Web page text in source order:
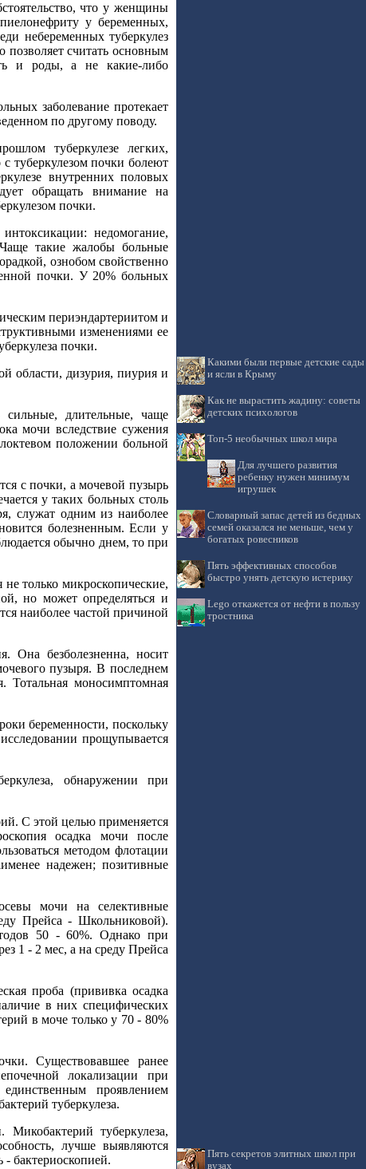
что у женщины
у беременных,
небеременных туберкулез
считать основным
и роды, а не какие-либо
заболевание протекает
по другому поводу.
туберкулезе легких,
туберкулезом почки болеют
внутренних половых
обращать внимание на
почки.
недомогание,
Чаще такие жалобы больные
ознобом свойственно
почки. У 20% больных
периэндартериитом и
изменениями ее
почки.
области, дизурия, пиурия и
длительные, чаще
мочи вследствие сужения
положении больной
с почки, а мочевой пузырь
у таких больных столь
служат одним из наиболее
болезненным. Если у
обычно днем, то при
только микроскопические,
но может определяться и
наиболее частой причиной
Она безболезненна, носит
пузыря. В последнем
Тотальная моносимптомная
беременности, поскольку
прощупывается
обнаружении при
С этой целью применяется
осадка мочи после
методом флотации
надежен; позитивные
мочи на селективные
Прейса - Школьниковой).
50 - 60%. Однако при
1 - 2 мес, а на среду Прейса
проба (прививка осадка
в них специфических
в моче только у 70 - 80%
Существовавшее ранее
локализации при
проявлением
туберкулеза.
туберкулеза,
лучше выявляются
бактериоскопией.
Какими были первые детские сады
и ясли в Крыму
Как не вырастить жадину: советы
детских психологов
Топ-5 необычных школ мира
Для лучшего развития
ребенку нужен минимум
игрушек
Словарный запас детей из бедных
семей оказался не меньше, чем у
богатых ровесников
Пять эффективных способов
быстро унять детскую истерику
Lego откажется от нефти в пользу
тростника
Пять секретов элитных школ при
вузах